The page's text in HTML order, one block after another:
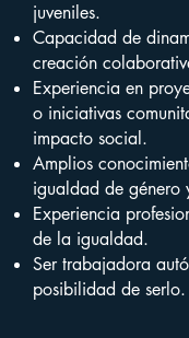
juveniles.
Capacidad de
creación
Experiencia en
o iniciativas
impacto social.
Amplios
igualdad de género
Experiencia
de la igualdad.
Ser trabajadora
posibilidad de serlo.